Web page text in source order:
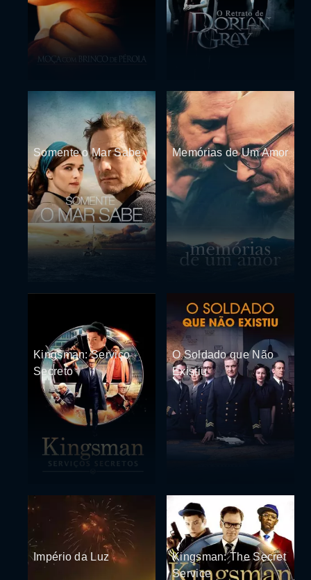
Somente o Mar Sabe Memórias de Um Amor
Kingsman: Serviço
Secreto
O Soldado que Não
Existiu
Império da Luz
Kingsman: The Secret
Service